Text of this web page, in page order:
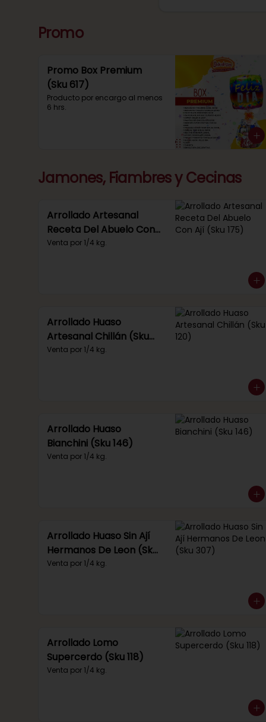
Promo
Promo Box Premium
(Sku 617)
Producto por encargo al menos
6 hrs.
Jamones, Fiambres y Cecinas
Arrollado Artesanal
Receta Del Abuelo Con
Ají (Sku 175)
Venta por 1/4 kg.
Arrollado Huaso
Artesanal Chillán (Sku
120)
Venta por 1/4 kg.
Arrollado Huaso
Bianchini (Sku 146)
Venta por 1/4 kg.
Arrollado Huaso Sin Ají
Hermanos De Leon (Sku
307)
Venta por 1/4 kg.
Arrollado Lomo
Supercerdo (Sku 118)
Venta por 1/4 kg.